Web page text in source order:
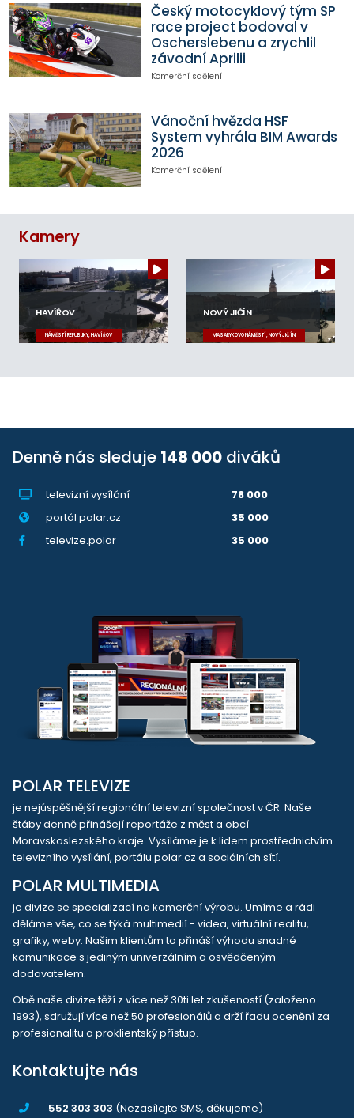
Český motocyklový tým SP
race project bodoval v
Oscherslebenu a zrychlil
závodní Aprilii
Komerční sdělení
Vánoční hvězda HSF
System vyhrála BIM Awards
2026
Komerční sdělení
Kamery
HAVÍŘOV
NÁMĚSTÍ REPUBLIKY, HAVÍŘOV
NOVÝ JIČÍN
MASARYKOVO NÁMĚSTÍ, NOVÝ JIČÍN
Denně nás sleduje 148 000 diváků
televizní vysílání
78 000
portál polar.cz
35 000
televize.polar
35 000
POLAR TELEVIZE
je nejúspěšnější regionální televizní společnost v ČR. Naše
štáby denně přinášejí reportáže z měst a obcí
Moravskoslezského kraje. Vysíláme je k lidem prostřednictvím
televizního vysílání, portálu polar.cz a sociálních sítí.
POLAR MULTIMEDIA
je divize se specializací na komerční výrobu. Umíme a rádi
děláme vše, co se týká multimedií - videa, virtuální realitu,
grafiky, weby. Našim klientům to přináší výhodu snadné
komunikace s jediným univerzálním a osvědčeným
dodavatelem.
Obě naše divize těží z více než 30ti let zkušeností (založeno
1993), sdružují více než 50 profesionálů a drží řadu ocenění za
profesionalitu a proklientský přístup.
Kontaktujte nás
552 303 303 (Nezasílejte SMS, děkujeme)